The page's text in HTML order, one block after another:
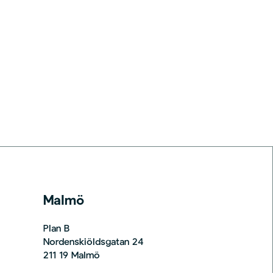
Malmö
Plan B
Nordenskiöldsgatan 24
211 19 Malmö